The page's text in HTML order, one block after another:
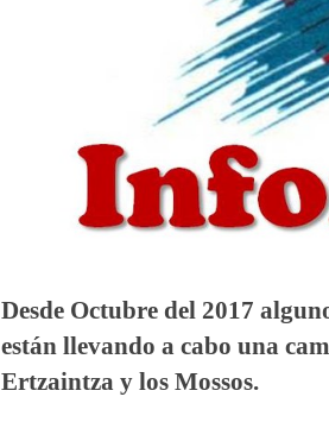
Desde Octubre del 2017
están llevando a cabo una
Ertzaintza y los Mossos.